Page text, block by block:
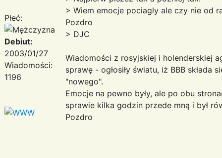
Płeć:
Debiut:
2003/01/27
Wiadomości:
1196
> Wiem emocje pociagly ale czy nie od
Pozdro
> DJC
Wiadomości z rosyjskiej i holenderskiej
sprawę - ogłosiły światu, iż BBB
"nowego".
Emocje na pewno były, ale po obu
sprawie kilka godzin przede mną i był
Pozdro